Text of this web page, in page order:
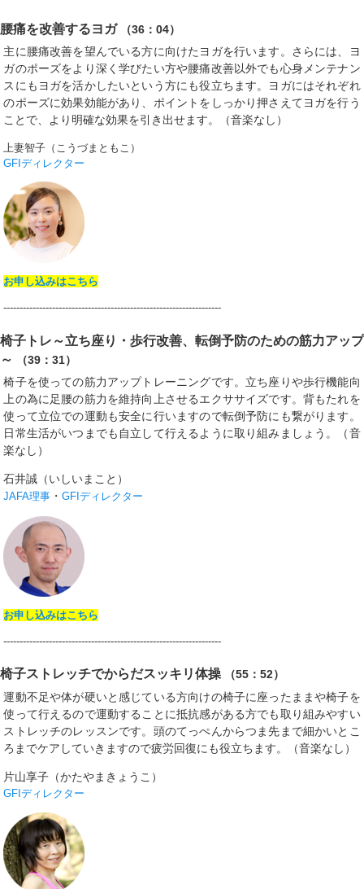
腰痛を改善するヨガ
（36：04）
主に腰痛改善を望んでいる方に向けたヨガを行います。さらには、ヨ
ガのポーズをより深く学びたい方や腰痛改善以外でも心身メンテナン
スにもヨガを活かしたいという方にも役立ちます。ヨガにはそれぞれ
のポーズに効果効能があり、ポイントをしっかり押さえてヨガを行う
ことで、より明確な効果を引き出せます。（音楽なし）
上妻智子（こうづまともこ）
GFIディレクター
お申し込みはこちら
-------------------------------------------------------------------
椅子トレ～立ち座り・歩行改善、転倒予防のための筋力アップ
～
（39：31）
椅子を使っての筋力アップトレーニングです。立ち座りや歩行機能向
上の為に足腰の筋力を維持向上させるエクササイズです。背もたれを
使って立位での運動も安全に行いますので転倒予防にも繋がります。
日常生活がいつまでも自立して行えるように取り組みましょう。（音
楽なし）
石井誠（いしいまこと）
JAFA理事 ・GFIディレクター
お申し込みはこちら
-------------------------------------------------------------------
椅子ストレッチでからだスッキリ体操
（55：52）
運動不足や体が硬いと感じている方向けの椅子に座ったままや椅子を
使って行えるので運動することに抵抗感がある方でも取り組みやすい
ストレッチのレッスンです。頭のてっぺんからつま先まで細かいとこ
ろまでケアしていきますので疲労回復にも役立ちます。（音楽なし）
片山享子（かたやまきょうこ）
GFIディレクター